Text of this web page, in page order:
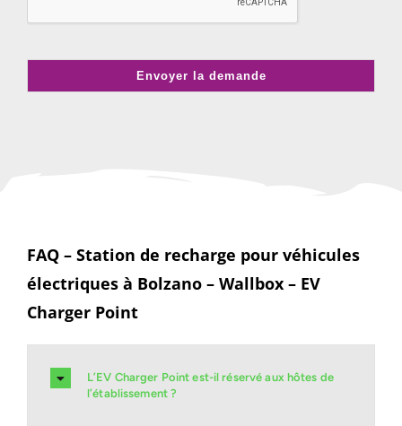
Envoyer la demande
FAQ – Station de recharge pour véhicules
électriques à Bolzano – Wallbox – EV
Charger Point
L’EV Charger Point est-il réservé aux hôtes de
l’établissement ?